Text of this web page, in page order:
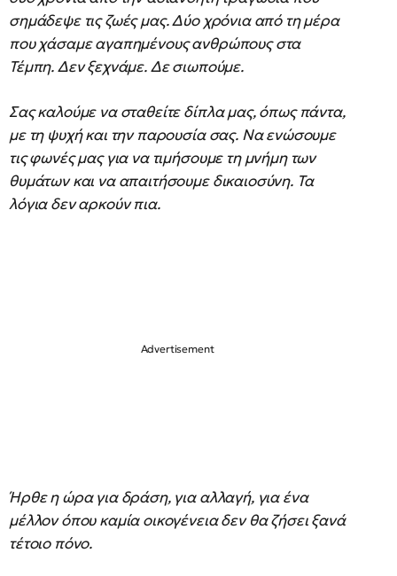
σημάδεψε τις ζωές μας. Δύο χρόνια από τη μέρα
που χάσαμε αγαπημένους ανθρώπους στα
Τέμπη. Δεν ξεχνάμε. Δε σιωπούμε.
Σας καλούμε να σταθείτε δίπλα μας, όπως πάντα,
με τη ψυχή και την παρουσία σας. Να ενώσουμε
τις φωνές μας για να τιμήσουμε τη μνήμη των
θυμάτων και να απαιτήσουμε δικαιοσύνη. Τα
λόγια δεν αρκούν πια.
Ήρθε η ώρα για δράση, για αλλαγή, για ένα
μέλλον όπου καμία οικογένεια δεν θα ζήσει ξανά
τέτοιο πόνο.